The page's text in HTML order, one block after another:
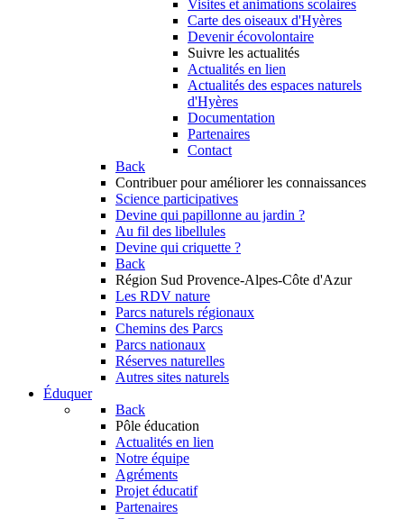
Visites et animations scolaires
Carte des oiseaux d'Hyères
Devenir écovolontaire
Suivre les actualités
Actualités en lien
Actualités des espaces naturels
d'Hyères
Documentation
Partenaires
Contact
Back
Contribuer pour améliorer les connaissances
Science participatives
Devine qui papillonne au jardin ?
Au fil des libellules
Devine qui criquette ?
Back
Région Sud Provence-Alpes-Côte d'Azur
Les RDV nature
Parcs naturels régionaux
Chemins des Parcs
Parcs nationaux
Réserves naturelles
Autres sites naturels
Éduquer
Back
Pôle éducation
Actualités en lien
Notre équipe
Agréments
Projet éducatif
Partenaires